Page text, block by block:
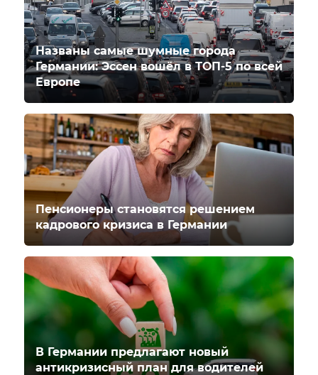
Названы самые шумные города
Германии: Эссен вошёл в ТОП-5 по всей
Европе
Пенсионеры становятся решением
кадрового кризиса в Германии
В Германии предлагают новый
антикризисный план для водителей